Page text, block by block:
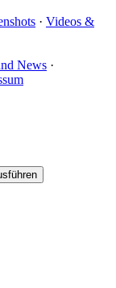
· Videos &
News ·